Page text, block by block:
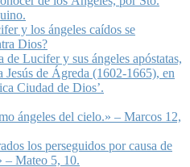
y los ángeles caídos se
Dios?
de Lucifer y sus ángeles apóstatas,
Jesús de Ágreda (1602-1665), en
Ciudad de Dios’.
ángeles del cielo.» – Marcos 12,
los perseguidos por causa de
Mateo 5, 10.